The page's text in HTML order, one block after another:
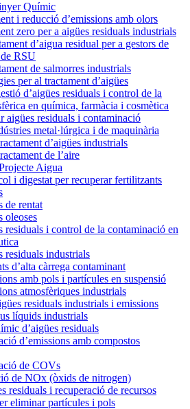
Químic
i reducció d’emissions amb olors
zero per a aigües residuals industrials
d’aigua residual per a gestors de
RSU
de salmorres industrials
per al tractament d’aigües
d’aigües residuals i control de la
en química, farmàcia i cosmètica
aigües residuals i contaminació
metal·lúrgica i de maquinària
d’aigües industrials
de l’aire
Aigua
i digestat per recuperar fertilitzants
de rentat
oleoses
residuals i control de la contaminació en
residuals industrials
d’alta càrrega contaminant
amb pols i partícules en suspensió
atmosfèriques industrials
residuals industrials i emissions
líquids industrials
d’aigües residuals
d’emissions amb compostos
de COVs
de NOx (òxids de nitrogen)
residuals i recuperació de recursos
eliminar partícules i pols